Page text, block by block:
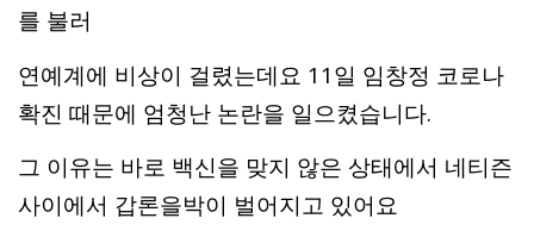
를 불러
연예계에 비상이 걸렸는데요 11일 임창정 코로나
확진 때문에 엄청난 논란을 일으켰습니다.
그 이유는 바로 백신을 맞지 않은 상태에서 네티즌
사이에서 갑론을박이 벌어지고 있어요